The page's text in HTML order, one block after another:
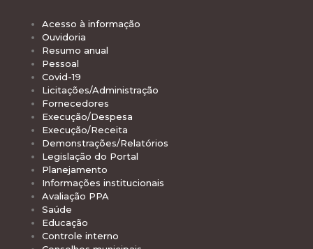
Acesso à informação
Ouvidoria
Resumo anual
Pessoal
Covid-19
Licitações/Administração
Fornecedores
Execução/Despesa
Execução/Receita
Demonstrações/Relatórios
Legislação do Portal
Planejamento
Informações institucionais
Avaliação PPA
Saúde
Educação
Controle interno